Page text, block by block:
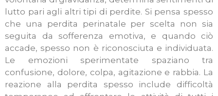
lutto pari agli altri tipi di perdite. Si pensa spesso
che una perdita perinatale per scelta non sia
seguita da sofferenza emotiva, e quando ciò
accade, spesso non è riconosciuta e individuata.
Le emozioni sperimentate spaziano tra
confusione, dolore, colpa, agitazione e rabbia. La
reazione alla perdita spesso include difficoltà